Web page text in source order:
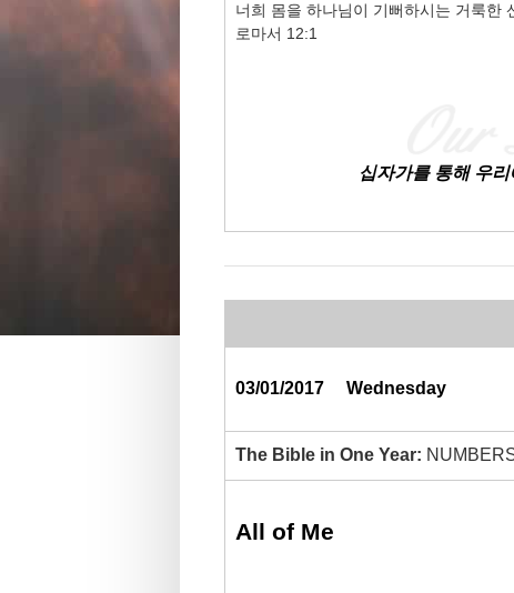
너희 몸을 하나님이 기뻐하시는 거룩한
로마서 12:1
십자가를 통해 우
03/01/2017 Wednesday
The Bible in One Year:
All of Me